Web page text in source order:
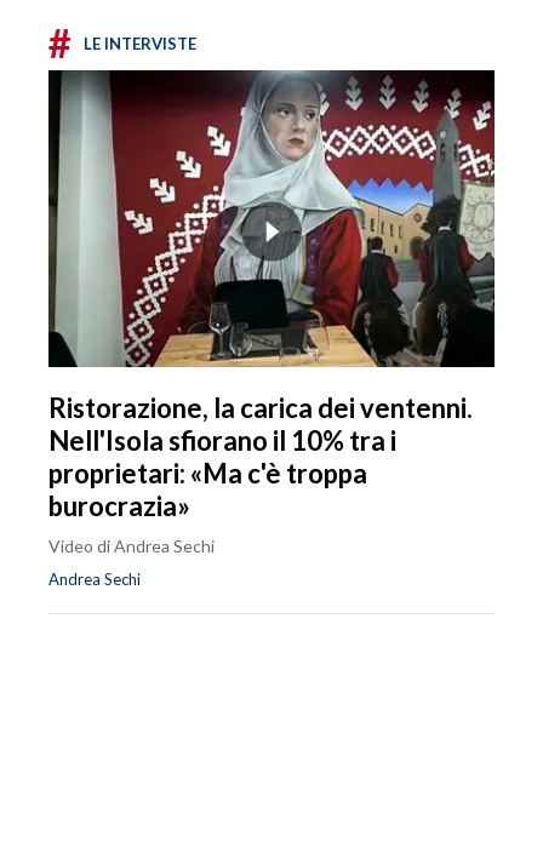
# LE INTERVISTE
Ristorazione, la carica dei ventenni.
Nell'Isola sfiorano il 10% tra i
proprietari: «Ma c'è troppa
burocrazia»
Video di Andrea Sechi
Andrea Sechi